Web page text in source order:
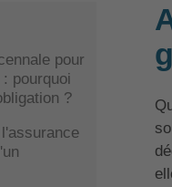
pour
pourquoi
?